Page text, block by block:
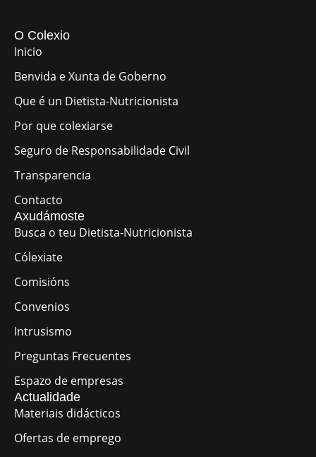
O Colexio
Inicio
Benvida e Xunta de Goberno
Que é un Dietista-Nutricionista
Por que colexiarse
Seguro de Responsabilidade Civil
Transparencia
Contacto
Axudámoste
Busca o teu Dietista-Nutricionista
Cólexiate
Comisións
Convenios
Intrusismo
Preguntas Frecuentes
Espazo de empresas
Actualidade
Materiais didácticos
Ofertas de emprego